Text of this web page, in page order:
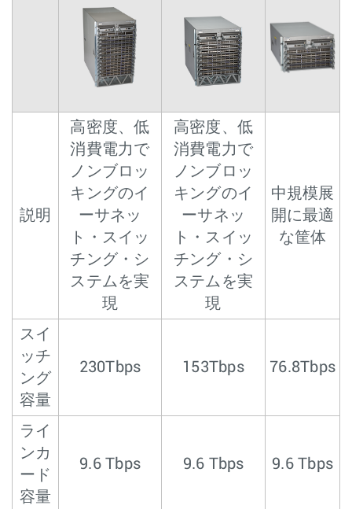
説明
高密度、低
消費電力で
ノンブロッ
キングのイ
ーサネッ
ト・スイッ
チング・シ
ステムを実
現
高密度、低
消費電力で
ノンブロッ
キングのイ
ーサネッ
ト・スイッ
チング・シ
ステムを実
現
中規模展
開に最適
な筐体
スイ
ッチ
ング
容量
230Tbps 153Tbps 76.8Tbps
ライ
ンカ
ード
容量
9.6 Tbps 9.6 Tbps 9.6 Tbps